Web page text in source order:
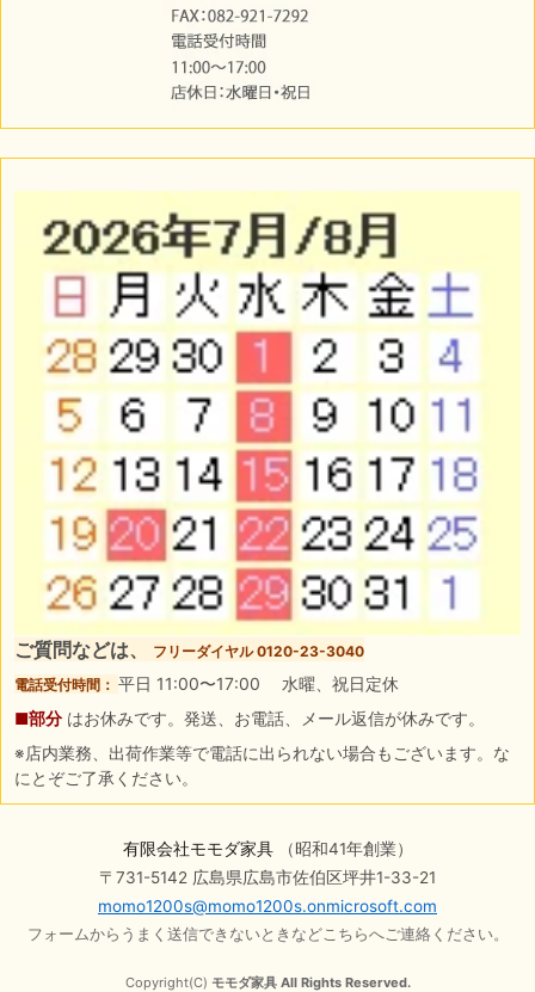
ご質問などは、
フリーダイヤル 0120-23-3040
電話受付時間： 平日 11:00〜17:00 水曜、祝日定休
■部分 はお休みです。発送、お電話、メール返信が休みです。
※店内業務、出荷作業等で電話に出られない場合もございます。な
にとぞご了承ください。
有限会社モモダ家具（昭和41年創業）
〒731-5142 広島県広島市佐伯区坪井1-33-21
momo1200s@momo1200s.onmicrosoft.com
フォームからうまく送信できないときなどこちらへご連絡ください。
Copyright(C) モモダ家具 All Rights Reserved.